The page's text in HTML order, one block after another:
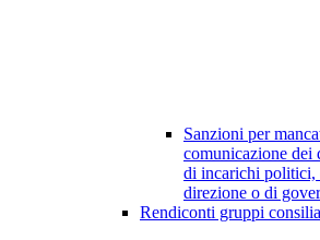
Sanzioni per
comunicazione dei
di incarichi politici,
direzione o di
Rendiconti gruppi